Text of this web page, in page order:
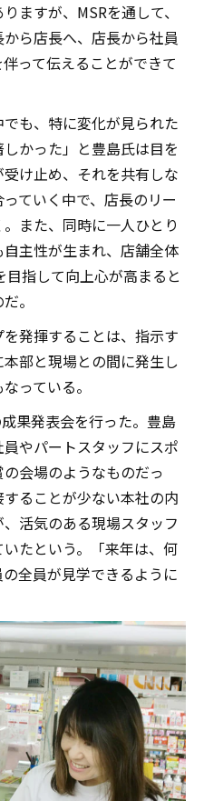
ますが、MSRを通して、
ら店長へ、店長から社員
って伝えることができて
も、特に変化が見られた
かった」と豊島氏は目を
け止め、それを共有しな
ていく中で、店長のリー
また、同時に一人ひとり
主性が生まれ、店舗全体
指して向上心が高まると
。
発揮することは、指示す
部と現場との間に発生し
っている。
果発表会を行った。豊島
やパートスタッフにスポ
会場のようなものだっ
ることが少ない本社の内
活気のある現場スタッフ
たという。「来年は、何
全員が見学できるように